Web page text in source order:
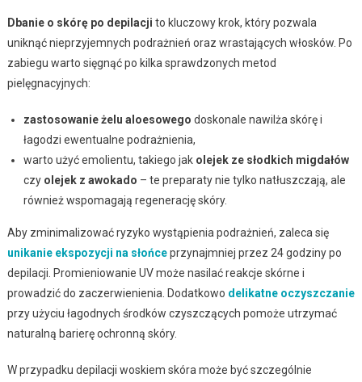
Dbanie o skórę po depilacji to kluczowy krok, który pozwala
uniknąć nieprzyjemnych podrażnień oraz wrastających włosków. Po
zabiegu warto sięgnąć po kilka sprawdzonych metod
pielęgnacyjnych:
zastosowanie żelu aloesowego doskonale nawilża skórę i
łagodzi ewentualne podrażnienia,
warto użyć emolientu, takiego jak olejek ze słodkich migdałów
czy olejek z awokado – te preparaty nie tylko natłuszczają, ale
również wspomagają regenerację skóry.
Aby zminimalizować ryzyko wystąpienia podrażnień, zaleca się
unikanie ekspozycji na słońceprzynajmniej przez 24 godziny po
depilacji. Promieniowanie UV może nasilać reakcje skórne i
prowadzić do zaczerwienienia. Dodatkowo delikatne oczyszczanie
przy użyciu łagodnych środków czyszczących pomoże utrzymać
naturalną barierę ochronną skóry.
W przypadku depilacji woskiem skóra może być szczególnie